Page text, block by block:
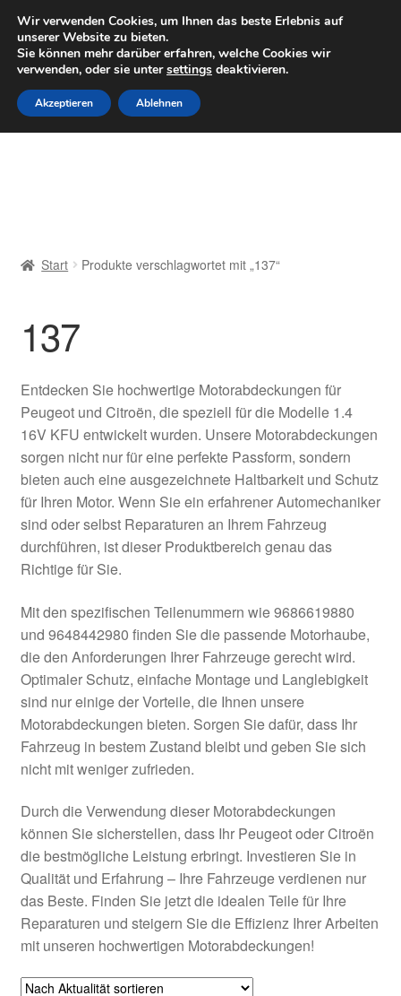
LIEFERUNG ab 6 EUR
Mo–Fr 9–16 Uhr · 0175 7465658
Zur
Navigation
springen
Zum
Inhalt
springen
Datenschutz-Bestimmungen
Impressum
Kasse
Kontakt
Lieferung
Mein Konto
Über uns
Warenkorb
Weltweiter Versand
Zahlungen
Start Produkte verschlagwortet mit „137“
137
Entdecken Sie hochwertige Motorabdeckungen für
Peugeot und Citroën, die speziell für die Modelle 1.4
16V KFU entwickelt wurden. Unsere Motorabdeckungen
sorgen nicht nur für eine perfekte Passform, sondern
bieten auch eine ausgezeichnete Haltbarkeit und Schutz
für Ihren Motor. Wenn Sie ein erfahrener Automechaniker
sind oder selbst Reparaturen an Ihrem Fahrzeug
durchführen, ist dieser Produktbereich genau das
Richtige für Sie.
Mit den spezifischen Teilenummern wie 9686619880
und 9648442980 finden Sie die passende Motorhaube,
die den Anforderungen Ihrer Fahrzeuge gerecht wird.
Optimaler Schutz, einfache Montage und Langlebigkeit
sind nur einige der Vorteile, die Ihnen unsere
Motorabdeckungen bieten. Sorgen Sie dafür, dass Ihr
Fahrzeug in bestem Zustand bleibt und geben Sie sich
nicht mit weniger zufrieden.
Durch die Verwendung dieser Motorabdeckungen
können Sie sicherstellen, dass Ihr Peugeot oder Citroën
die bestmögliche Leistung erbringt. Investieren Sie in
Qualität und Erfahrung – Ihre Fahrzeuge verdienen nur
das Beste. Finden Sie jetzt die idealen Teile für Ihre
Reparaturen und steigern Sie die Effizienz Ihrer Arbeiten
mit unseren hochwertigen Motorabdeckungen!
Wir verwenden Cookies, um Ihnen das beste Erlebnis auf
unserer Website zu bieten.
Sie können mehr darüber erfahren, welche Cookies wir
verwenden, oder sie untersettings deaktivieren.
Akzeptieren Ablehnen